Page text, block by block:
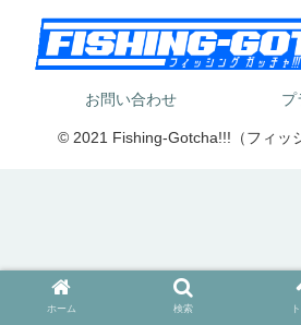
お問い合わせ プ
© 2021 Fishing-Gotcha!!!（フィッ
ホーム 検索